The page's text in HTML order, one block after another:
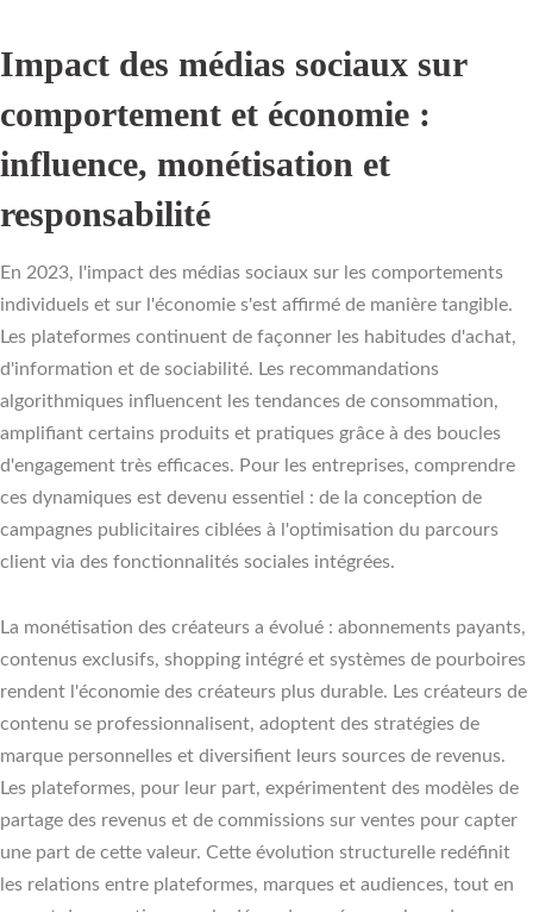
Impact des médias sociaux sur
comportement et économie :
influence, monétisation et
responsabilité
En 2023, l'impact des médias sociaux sur les comportements
individuels et sur l'économie s'est affirmé de manière tangible.
Les plateformes continuent de façonner les habitudes d'achat,
d'information et de sociabilité. Les recommandations
algorithmiques influencent les tendances de consommation,
amplifiant certains produits et pratiques grâce à des boucles
d'engagement très efficaces. Pour les entreprises, comprendre
ces dynamiques est devenu essentiel : de la conception de
campagnes publicitaires ciblées à l'optimisation du parcours
client via des fonctionnalités sociales intégrées.
La monétisation des créateurs a évolué : abonnements payants,
contenus exclusifs, shopping intégré et systèmes de pourboires
rendent l'économie des créateurs plus durable. Les créateurs de
contenu se professionnalisent, adoptent des stratégies de
marque personnelles et diversifient leurs sources de revenus.
Les plateformes, pour leur part, expérimentent des modèles de
partage des revenus et de commissions sur ventes pour capter
une part de cette valeur. Cette évolution structurelle redéfinit
les relations entre plateformes, marques et audiences, tout en